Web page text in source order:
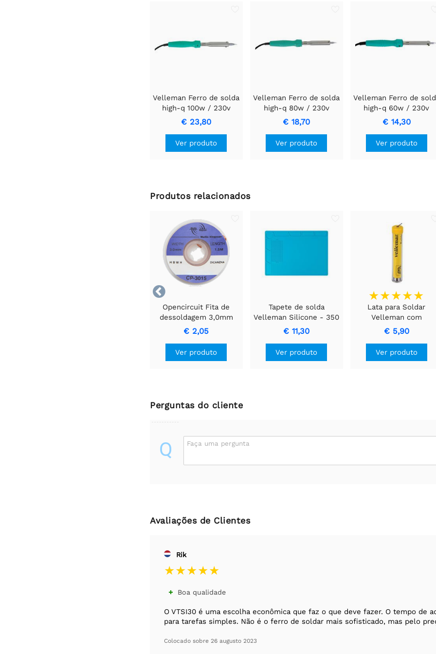
Velleman Ferro de solda
high-q 100w / 230v
€ 23,80
Ver produto
Velleman Ferro de solda
high-q 80w / 230v
€ 18,70
Ver produto
Velleman Ferro de
high-q 60w / 230v
€ 14,30
Ver produto
Produtos relacionados

Opencircuit Fita de
dessoldagem 3,0mm
1,5m
€ 2,05
Ver produto
Tapete de solda
Velleman Silicone - 350
x 250mm - azul - AS19
€ 11,30
Ver produto
Lata para Soldar
Velleman com
Dispensador - 1mm -
Núcleo de Resina -
€ 5,90
Ver produto
Perguntas do cliente
Q Faça uma pergunta
Avaliações de Clientes
Rik
 Boa qualidade
O VTSI30 é uma escolha econômica que faz o que deve fazer. O tempo de
para tarefas simples. Não é o ferro de soldar mais sofisticado, mas pelo
Colocado sobre 26 augusto 2023